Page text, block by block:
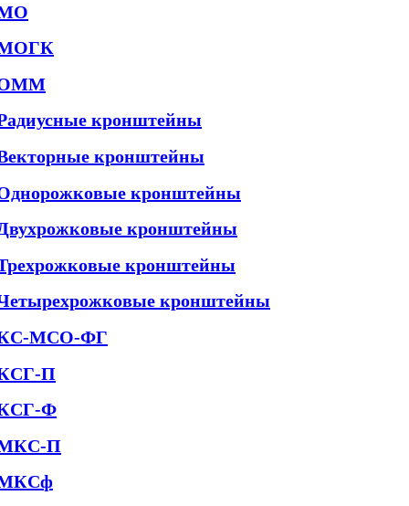
кронштейны
кронштейны
кронштейны
кронштейны
кронштейны
кронштейны
МСО-ФГ
П
Ф
П